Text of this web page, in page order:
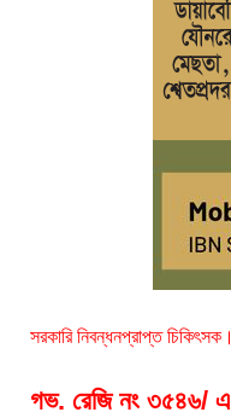
সরকারি নিবন্ধনপ্রাপ্ত চিকিৎসক।
গভ. রেজি নং ৩৫৪৬/ এ